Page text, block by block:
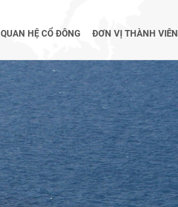
QUAN HỆ CỔ ĐÔNG ĐƠN VỊ THÀNH VIÊN